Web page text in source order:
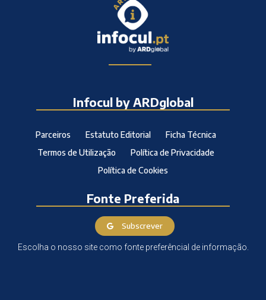
Infocul by ARDglobal
Parceiros Estatuto Editorial
Ficha Técnica
Termos de Utilização
Política de Privacidade
Política de Cookies
Fonte Preferida
Subscrever
Escolha o nosso site como fonte preferêncial de informação.